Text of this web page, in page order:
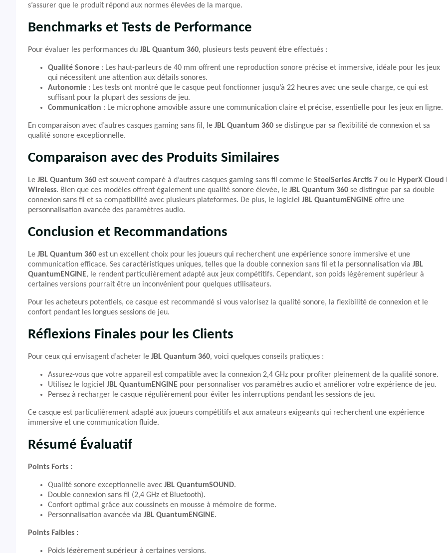
s’assurer que le produit répond aux normes élevées de la marque.
Benchmarks et Tests de Performance
Pour évaluer les performances du JBL Quantum 360, plusieurs tests peuvent être effectués :
Qualité Sonore : Les haut-parleurs de 40 mm offrent une reproduction sonore précise et immersive, idéale pour les jeux
qui nécessitent une attention aux détails sonores.
Autonomie : Les tests ont montré que le casque peut fonctionner jusqu’à 22 heures avec une seule charge, ce qui est
suffisant pour la plupart des sessions de jeu.
Communication : Le microphone amovible assure une communication claire et précise, essentielle pour les jeux en ligne.
En comparaison avec d’autres casques gaming sans fil, le JBL Quantum 360 se distingue par sa flexibilité de connexion et sa
qualité sonore exceptionnelle.
Comparaison avec des Produits Similaires
Le JBL Quantum 360 est souvent comparé à d’autres casques gaming sans fil comme le SteelSeries Arctis 7 ou le HyperX Cloud
Wireless. Bien que ces modèles offrent également une qualité sonore élevée, le JBL Quantum 360 se distingue par sa double
connexion sans fil et sa compatibilité avec plusieurs plateformes. De plus, le logiciel JBL QuantumENGINE offre une
personnalisation avancée des paramètres audio.
Conclusion et Recommandations
Le JBL Quantum 360 est un excellent choix pour les joueurs qui recherchent une expérience sonore immersive et une
communication efficace. Ses caractéristiques uniques, telles que la double connexion sans fil et la personnalisation via JBL
QuantumENGINE, le rendent particulièrement adapté aux jeux compétitifs. Cependant, son poids légèrement supérieur à
certaines versions pourrait être un inconvénient pour quelques utilisateurs.
Pour les acheteurs potentiels, ce casque est recommandé si vous valorisez la qualité sonore, la flexibilité de connexion et le
confort pendant les longues sessions de jeu.
Réflexions Finales pour les Clients
Pour ceux qui envisagent d’acheter le JBL Quantum 360, voici quelques conseils pratiques :
Assurez-vous que votre appareil est compatible avec la connexion 2,4 GHz pour profiter pleinement de la qualité sonore.
Utilisez le logiciel JBL QuantumENGINE pour personnaliser vos paramètres audio et améliorer votre expérience de jeu.
Pensez à recharger le casque régulièrement pour éviter les interruptions pendant les sessions de jeu.
Ce casque est particulièrement adapté aux joueurs compétitifs et aux amateurs exigeants qui recherchent une expérience
immersive et une communication fluide.
Résumé Évaluatif
Points Forts :
Qualité sonore exceptionnelle avec JBL QuantumSOUND.
Double connexion sans fil (2,4 GHz et Bluetooth).
Confort optimal grâce aux coussinets en mousse à mémoire de forme.
Personnalisation avancée via JBL QuantumENGINE.
Points Faibles :
Poids légèrement supérieur à certaines versions.